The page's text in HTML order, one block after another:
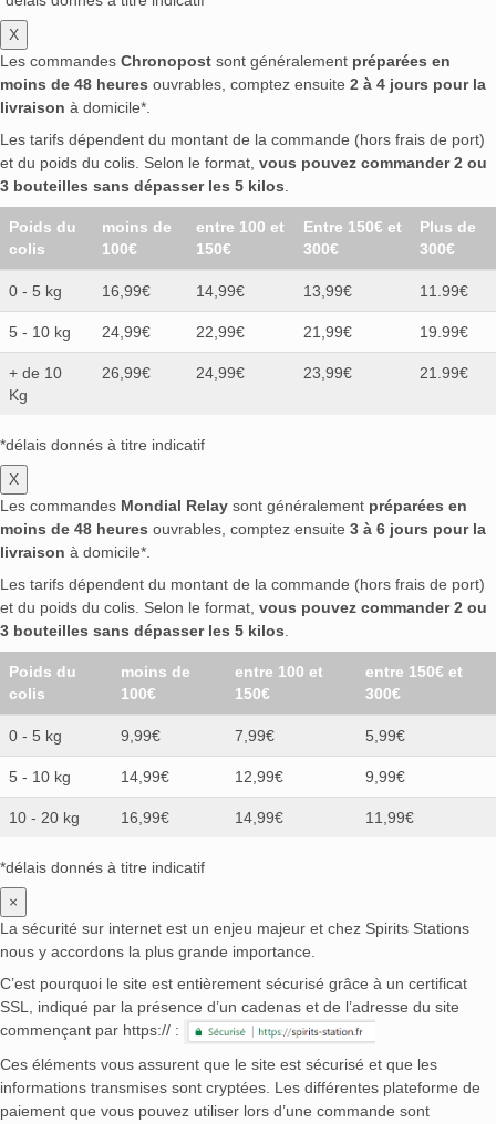
X
Les commandes Chronopost sont généralement préparées en
moins de 48 heures ouvrables, comptez ensuite 2 à 4 jours pour la
livraison à domicile*.
Les tarifs dépendent du montant de la commande (hors frais de port)
et du poids du colis. Selon le format, vous pouvez commander 2 ou
3 bouteilles sans dépasser les 5 kilos.
Poids du
colis
moins de
100€
entre 100 et
150€
Entre 150€ et
300€
Plus de
300€
0 - 5 kg 16,99€ 14,99€ 13,99€ 11.99€
5 - 10 kg 24,99€ 22,99€ 21,99€ 19.99€
+ de 10
Kg
26,99€ 24,99€ 23,99€ 21.99€
*délais donnés à titre indicatif
X
Les commandes Mondial Relay sont généralement préparées en
moins de 48 heures ouvrables, comptez ensuite 3 à 6 jours pour la
livraison à domicile*.
Les tarifs dépendent du montant de la commande (hors frais de port)
et du poids du colis. Selon le format, vous pouvez commander 2 ou
3 bouteilles sans dépasser les 5 kilos.
Poids du
colis
moins de
100€
entre 100 et
150€
entre 150€ et
300€
0 - 5 kg 9,99€ 7,99€ 5,99€
5 - 10 kg 14,99€ 12,99€ 9,99€
10 - 20 kg 16,99€ 14,99€ 11,99€
*délais donnés à titre indicatif
×
La sécurité sur internet est un enjeu majeur et chez Spirits Stations
nous y accordons la plus grande importance.
C’est pourquoi le site est entièrement sécurisé grâce à un certificat
SSL, indiqué par la présence d’un cadenas et de l’adresse du site
commençant par https:// :
Ces éléments vous assurent que le site est sécurisé et que les
informations transmises sont cryptées. Les différentes plateforme de
paiement que vous pouvez utiliser lors d’une commande sont